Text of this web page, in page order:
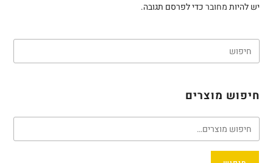
יש להיותמחוברכדי לפרסם תגובה.
חיפוש מוצרים